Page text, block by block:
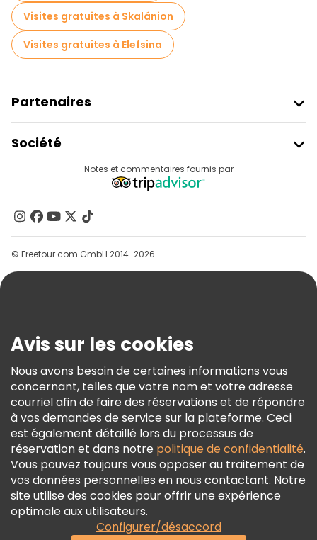
Visites gratuites à proximité Monastiraki Square
Visites gratuites à Skalánion
Visites gratuites à Elefsina
Partenaires
Connexion Du Fournisseur
Programme D’affiliation
Société
Contactez-Nous
Groupes
Aide
Conditions Générales Et Mentions Légales
Politique En Matière De Cookies
Freetour Prix
Programme De Fidélité
Notes et commentaires fournis par
© Freetour.com GmbH 2014-2026
Avis sur les cookies
Nous avons besoin de certaines informations vous
concernant, telles que votre nom et votre adresse
courriel afin de faire des réservations et de répondre
à vos demandes de service sur la plateforme. Ceci
est également détaillé lors du processus de
réservation et dans notre politique de confidentialité.
Vous pouvez toujours vous opposer au traitement de
vos données personnelles en nous contactant. Notre
site utilise des cookies pour offrir une expérience
optimale aux utilisateurs.
Configurer/désaccord